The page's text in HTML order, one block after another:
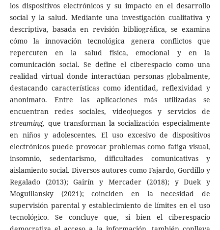
los dispositivos electrónicos y su impacto en el desarrollo
social y la salud. Mediante una investigación cualitativa y
descriptiva, basada en revisión bibliográfica, se examina
cómo la innovación tecnológica genera conflictos que
repercuten en la salud física, emocional y en la
comunicación social. Se define el ciberespacio como una
realidad virtual donde interactúan personas globalmente,
destacando características como identidad, reflexividad y
anonimato. Entre las aplicaciones más utilizadas se
encuentran redes sociales, videojuegos y servicios de
streaming, que transforman la socialización especialmente
en niños y adolescentes. El uso excesivo de dispositivos
electrónicos puede provocar problemas como fatiga visual,
insomnio, sedentarismo, dificultades comunicativas y
aislamiento social. Diversos autores como Fajardo, Gordillo y
Regalado (2013); Gairín y Mercader (2018); y Duek y
Moguillansky (2021); coinciden en la necesidad de
supervisión parental y establecimiento de límites en el uso
tecnológico. Se concluye que, si bien el ciberespacio